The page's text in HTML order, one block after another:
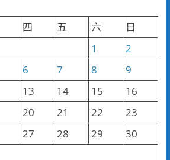
四 五 六
日
1
2
6 7 8
9
13 14 15
16
20 21 22
23
27 28 29
30